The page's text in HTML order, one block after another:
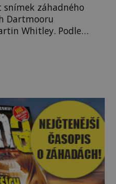
záhadného
Dartmooru
Whitley. Podle
démonický přízrak,
Nebo se na
řádí na